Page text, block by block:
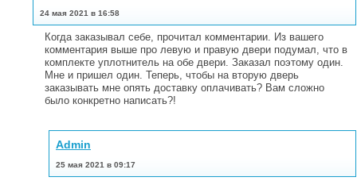
24 мая 2021 в 16:58
Когда заказывал себе, прочитал комментарии. Из вашего
комментария выше про левую и правую двери подумал, что в
комплекте уплотнитель на обе двери. Заказал поэтому один.
Мне и пришел один. Теперь, чтобы на вторую дверь
заказывать мне опять доставку оплачивать? Вам сложно
было конкретно написать?!
Admin
25 мая 2021 в 09:17